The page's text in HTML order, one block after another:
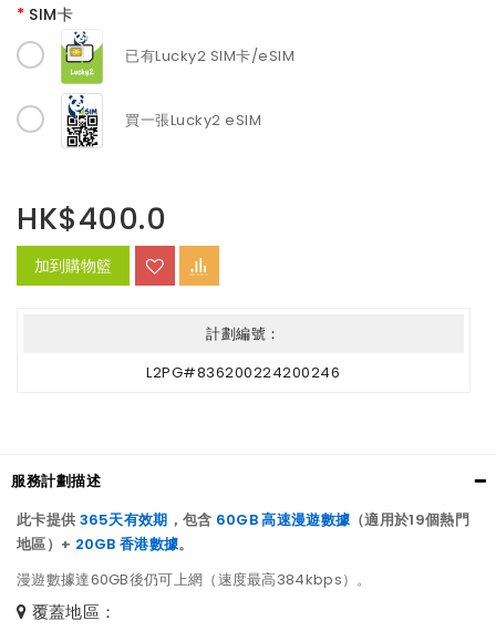
SIM卡
已有Lucky2 SIM卡/eSIM
買一張Lucky2 eSIM
HK$400.0
加到購物籃
計劃編號：
L2PG#836200224200246
服務計劃描述
此卡提供 365天有效期 ，包含 60GB 高速漫遊數據 （適用於19個熱門
地區）+ 20GB 香港數據。
漫遊數據達60GB後仍可上網（速度最高384kbps）。
覆蓋地區：